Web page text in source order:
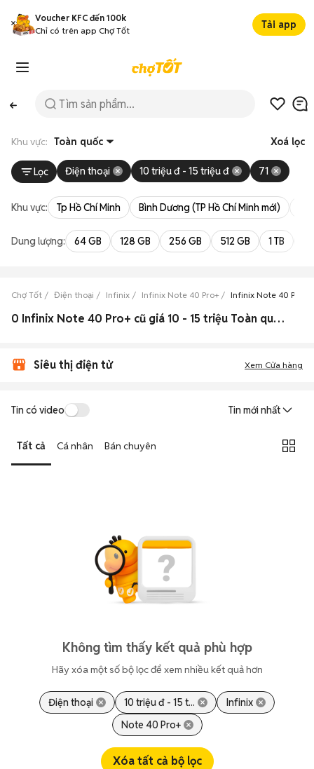
Voucher KFC đến 100k
Chỉ có trên app Chợ Tốt
Tải app
Khu vực: Toàn quốc Xoá lọc
Lọc Điện thoại 10 triệu đ - 15 triệu đ 71
Khu vực: Tp Hồ Chí Minh Bình Dương (TP Hồ Chí Minh mới)
Dung lượng: 64 GB 128 GB 256 GB 512 GB 1 TB
Chợ Tốt Điện thoại Infinix Infinix Note 40 Pro+ Infinix Note 40 Pro+
0 Infinix Note 40 Pro+ cũ giá 10 - 15 triệu Toàn quốc đẹp
Siêu thị điện tử Xem Cửa hàng
Tin có video Tin mới nhất
Tất cả Cá nhân Bán chuyên
Không tìm thấy kết quả phù hợp
Hãy xóa một số bộ lọc để xem nhiều kết quả hơn
Điện thoại 10 triệu đ - 15 t...
Infinix
Note 40 Pro+
Xóa tất cả bộ lọc